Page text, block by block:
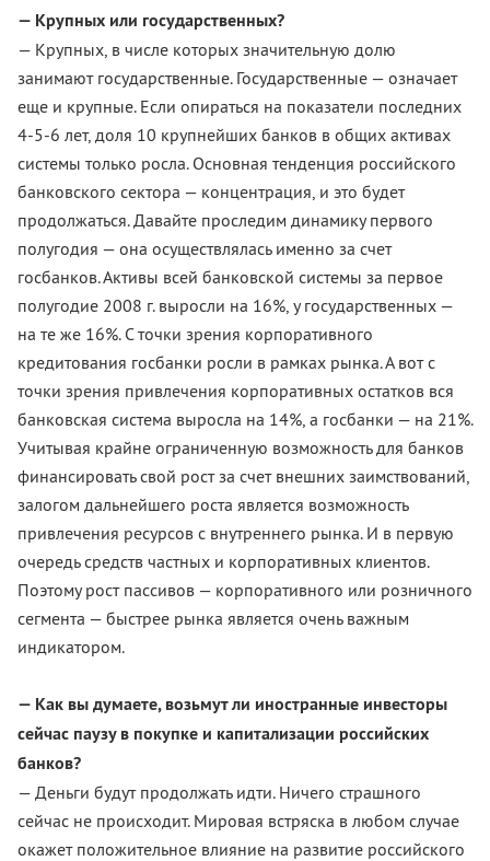
— Крупных или государственных?
— Крупных, в числе которых значительную долю
занимают государственные. Государственные — означает
еще и крупные. Если опираться на показатели последних
4-5-6 лет, доля 10 крупнейших банков в общих активах
системы только росла. Основная тенденция российского
банковского сектора — концентрация, и это будет
продолжаться. Давайте проследим динамику первого
полугодия — она осуществлялась именно за счет
госбанков. Активы всей банковской системы за первое
полугодие 2008 г. выросли на 16%, у государственных —
на те же 16%. С точки зрения корпоративного
кредитования госбанки росли в рамках рынка. А вот с
точки зрения привлечения корпоративных остатков вся
банковская система выросла на 14%, а госбанки — на 21%.
Учитывая крайне ограниченную возможность для банков
финансировать свой рост за счет внешних заимствований,
залогом дальнейшего роста является возможность
привлечения ресурсов с внутреннего рынка. И в первую
очередь средств частных и корпоративных клиентов.
Поэтому рост пассивов — корпоративного или розничного
сегмента — быстрее рынка является очень важным
индикатором.
— Как вы думаете, возьмут ли иностранные инвесторы
сейчас паузу в покупке и капитализации российских
банков?
— Деньги будут продолжать идти. Ничего страшного
сейчас не происходит. Мировая встряска в любом случае
окажет положительное влияние на развитие российского